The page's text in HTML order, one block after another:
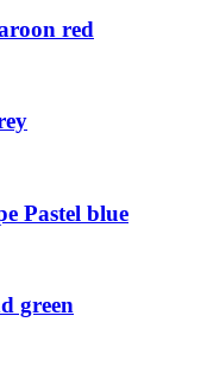
red
Pastel blue
green